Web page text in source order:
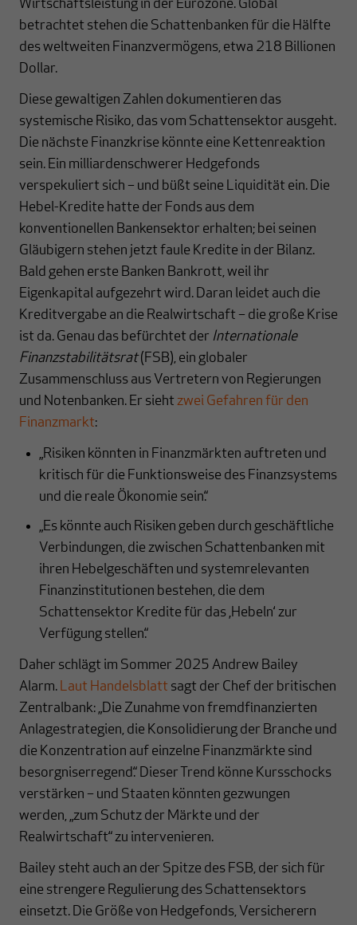
Wirtschaftsleistung in der Eurozone. Global
betrachtet stehen die Schattenbanken für die Hälfte
des weltweiten Finanzvermögens, etwa 218 Billionen
Dollar.
Diese gewaltigen Zahlen dokumentieren das
systemische Risiko, das vom Schattensektor ausgeht.
Die nächste Finanzkrise könnte eine Kettenreaktion
sein. Ein milliardenschwerer Hedgefonds
verspekuliert sich – und büßt seine Liquidität ein. Die
Hebel-Kredite hatte der Fonds aus dem
konventionellen Bankensektor erhalten; bei seinen
Gläubigern stehen jetzt faule Kredite in der Bilanz.
Bald gehen erste Banken Bankrott, weil ihr
Eigenkapital aufgezehrt wird. Daran leidet auch die
Kreditvergabe an die Realwirtschaft – die große Krise
ist da. Genau das befürchtet der Internationale
Finanzstabilitätsrat(FSB), ein globaler
Zusammenschluss aus Vertretern von Regierungen
und Notenbanken. Er sieht zwei Gefahren für den
Finanzmarkt:
„Risiken könnten in Finanzmärkten auftreten und
kritisch für die Funktionsweise des Finanzsystems
und die reale Ökonomie sein.“
„Es könnte auch Risiken geben durch geschäftliche
Verbindungen, die zwischen Schattenbanken mit
ihren Hebelgeschäften und systemrelevanten
Finanzinstitutionen bestehen, die dem
Schattensektor Kredite für das ‚Hebeln‘ zur
Verfügung stellen.“
Daher schlägt im Sommer 2025 Andrew Bailey
Alarm. Laut Handelsblatt sagt der Chef der britischen
Zentralbank: „Die Zunahme von fremdfinanzierten
Anlagestrategien, die Konsolidierung der Branche und
die Konzentration auf einzelne Finanzmärkte sind
besorgniserregend.“ Dieser Trend könne Kursschocks
verstärken – und Staaten könnten gezwungen
werden, „zum Schutz der Märkte und der
Realwirtschaft“ zu intervenieren.
Bailey steht auch an der Spitze des FSB, der sich für
eine strengere Regulierung des Schattensektors
einsetzt. Die Größe von Hedgefonds, Versicherern